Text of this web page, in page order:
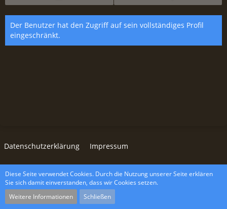
Der Benutzer hat den Zugriff auf sein vollständiges Profil
eingeschränkt.
Datenschutzerklärung Impressum
Community-Software:WoltLab Suite™ 5.4.34
wcf.Lucent.copyright
Diese Seite verwendet Cookies. Durch die Nutzung unserer Seite erklären
Sie sich damit einverstanden, dass wir Cookies setzen.
Weitere Informationen
Schließen